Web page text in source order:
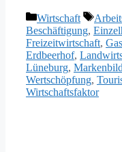
Kategorien
Wirtschaft
Beschäftigung,
Freizeitwirtschaft,
Erdbeerhof,
Lüneburg,
Wertschöpfung,
Wirtschaftsfaktor